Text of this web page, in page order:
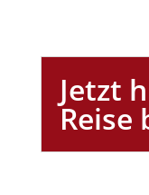
Jetzt
Reise